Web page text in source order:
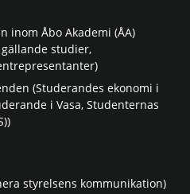
inom Åbo Akademi (ÅA)
studier,
(Studerandes ekonomi i
i Vasa, Studenternas
styrelsens kommunikation)